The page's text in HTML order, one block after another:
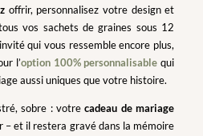
offrir, personnalisez votre design et
vos sachets de graines sous 12
qui vous ressemble encore plus,
l’option 100% personnalisable qui
aussi uniques que votre histoire.
sobre : votrecadeau de mariage
– et il restera gravé dans la mémoire